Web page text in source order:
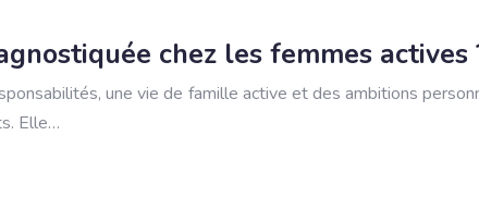
chez les femmes actives
une vie de famille active et des ambitions
Elle…